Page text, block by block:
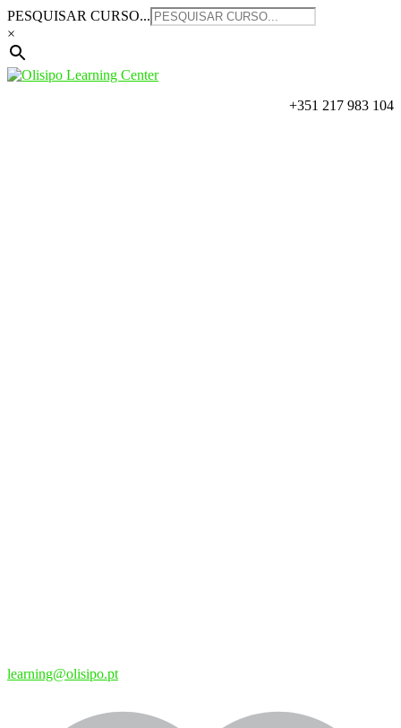
Saltar
para
o
conteúdo
PESQUISAR CURSO...
×
+351 217 983 104
learning@olisipo.pt